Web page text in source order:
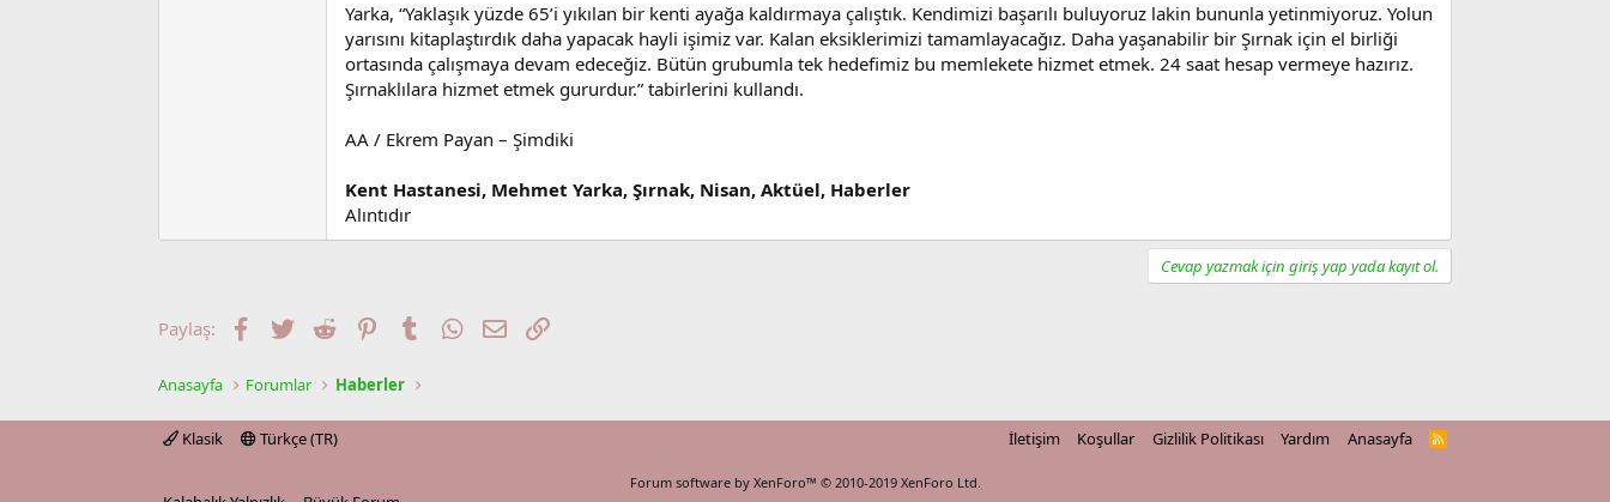
Yarka, “Yaklaşık yüzde 65’i yıkılan bir kenti ayağa kaldırmaya çalıştık. Kendimizi başarılı buluyoruz lakin bununla yetinmiyoruz. Yolun
yarısını kitaplaştırdık daha yapacak hayli işimiz var. Kalan eksiklerimizi tamamlayacağız. Daha yaşanabilir bir Şırnak için el birliği
ortasında çalışmaya devam edeceğiz. Bütün grubumla tek hedefimiz bu memlekete hizmet etmek. 24 saat hesap vermeye hazırız.
Şırnaklılara hizmet etmek gururdur.” tabirlerini kullandı.
AA / Ekrem Payan – Şimdiki
Kent Hastanesi, Mehmet Yarka, Şırnak, Nisan, Aktüel, Haberler
Alıntıdır
Cevap yazmak için giriş yap yada kayıt ol.
Paylaş: Facebook
Twitter Reddit PinterestTumblrWhatsApp
E-postaLink
Anasayfa Forumlar Haberler
Klasik Türkçe (TR) İletişim Koşullar Gizlilik Politikası Yardım Anasayfa
R
Forum software by XenForo™ © 2010-2019 XenForo Ltd.